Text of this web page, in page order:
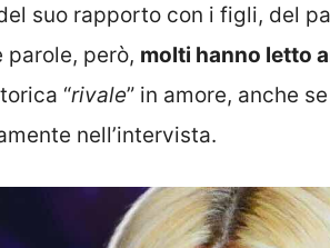
suo rapporto con i figli, del
però, molti hanno letto
“rivale” in amore, anche
nell’intervista.